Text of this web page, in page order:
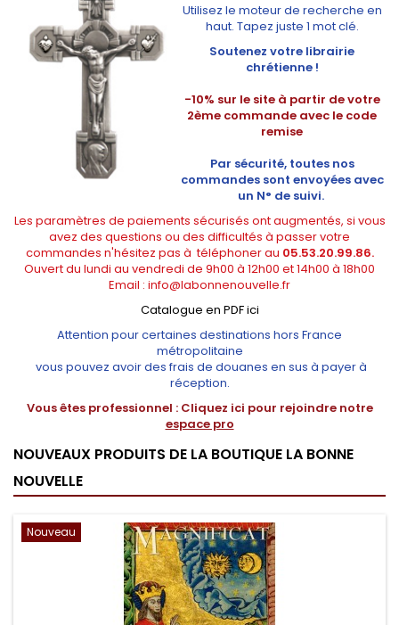
Utilisez le moteur de recherche en
haut. Tapez juste 1 mot clé.
Soutenez votre librairie
chrétienne !
-10% sur le site à partir de votre
2ème commande avec le code
remise
Par sécurité, toutes nos
commandes sont envoyées avec
un N° de suivi.
Les paramètres de paiements sécurisés ont augmentés, si vous
avez des questions ou des difficultés à passer votre
commandes n'hésitez pas à téléphoner au 05.53.20.99.86.
Ouvert du lundi au vendredi de 9h00 à 12h00 et 14h00 à 18h00
Email : info@labonnenouvelle.fr
Catalogue en PDF ici
Attention pour certaines destinations hors France
métropolitaine
vous pouvez avoir des frais de douanes en sus à payer à
réception.
Vous êtes professionnel : Cliquez ici pour rejoindre notre
espace pro
NOUVEAUX PRODUITS DE LA BOUTIQUE LA BONNE
NOUVELLE
Nouveau